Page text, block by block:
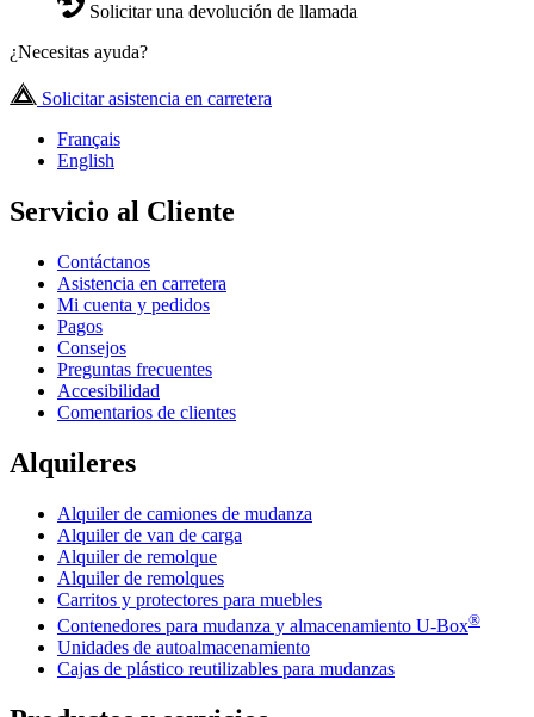
Solicitar una devolución de llamada
¿Necesitas ayuda?
Solicitar asistencia en carretera
Français
English
Servicio al Cliente
Contáctanos
Asistencia en carretera
Mi cuenta y pedidos
Pagos
Consejos
Preguntas frecuentes
Accesibilidad
Comentarios de clientes
Alquileres
Alquiler de camiones de mudanza
Alquiler de van de carga
Alquiler de remolque
Alquiler de remolques
Carritos y protectores para muebles
Contenedores para mudanza y almacenamiento U-Box®
Unidades de autoalmacenamiento
Cajas de plástico reutilizables para mudanzas